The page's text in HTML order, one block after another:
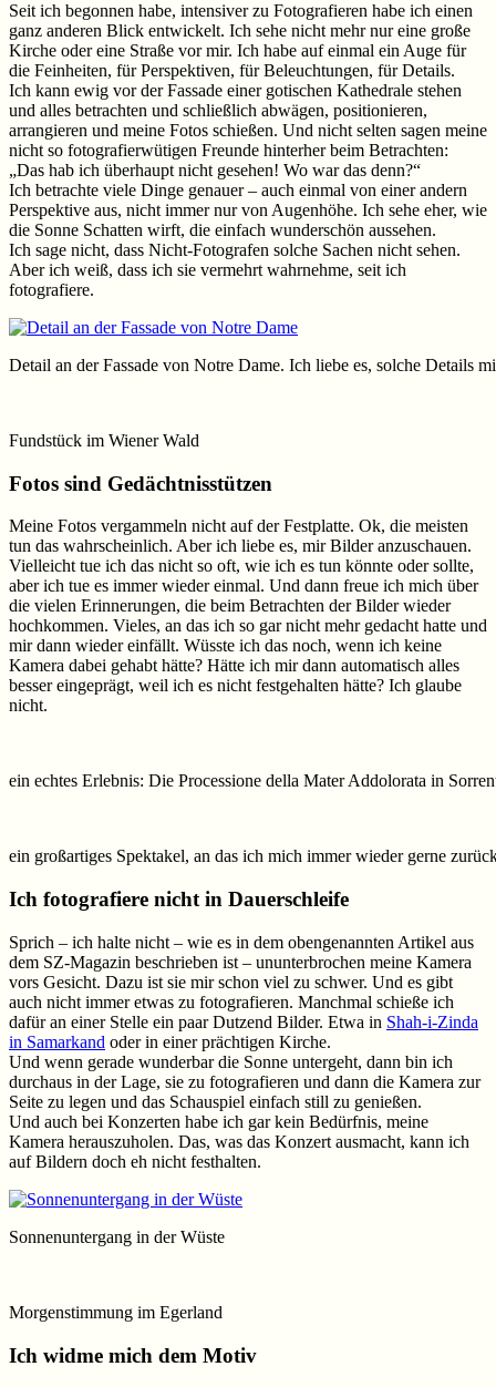
Seit ich begonnen habe, intensiver zu Fotografieren habe ich einen
ganz anderen Blick entwickelt. Ich sehe nicht mehr nur eine große
Kirche oder eine Straße vor mir. Ich habe auf einmal ein Auge für
die Feinheiten, für Perspektiven, für Beleuchtungen, für Details.
Ich kann ewig vor der Fassade einer gotischen Kathedrale stehen
und alles betrachten und schließlich abwägen, positionieren,
arrangieren und meine Fotos schießen. Und nicht selten sagen meine
nicht so fotografierwütigen Freunde hinterher beim Betrachten:
„Das hab ich überhaupt nicht gesehen! Wo war das denn?“
Ich betrachte viele Dinge genauer – auch einmal von einer andern
Perspektive aus, nicht immer nur von Augenhöhe. Ich sehe eher, wie
die Sonne Schatten wirft, die einfach wunderschön aussehen.
Ich sage nicht, dass Nicht-Fotografen solche Sachen nicht sehen.
Aber ich weiß, dass ich sie vermehrt wahrnehme, seit ich
fotografiere.
Detail an der Fassade von Notre Dame. Ich liebe es, solche Details
Fundstück im Wiener Wald
Fotos sind Gedächtnisstützen
Meine Fotos vergammeln nicht auf der Festplatte. Ok, die meisten
tun das wahrscheinlich. Aber ich liebe es, mir Bilder anzuschauen.
Vielleicht tue ich das nicht so oft, wie ich es tun könnte oder sollte,
aber ich tue es immer wieder einmal. Und dann freue ich mich über
die vielen Erinnerungen, die beim Betrachten der Bilder wieder
hochkommen. Vieles, an das ich so gar nicht mehr gedacht hatte und
mir dann wieder einfällt. Wüsste ich das noch, wenn ich keine
Kamera dabei gehabt hätte? Hätte ich mir dann automatisch alles
besser eingeprägt, weil ich es nicht festgehalten hätte? Ich glaube
nicht.
ein echtes Erlebnis: Die Processione della Mater Addolorata in
ein großartiges Spektakel, an das ich mich immer wieder gerne
Ich fotografiere nicht in Dauerschleife
Sprich – ich halte nicht – wie es in dem obengenannten Artikel aus
dem SZ-Magazin beschrieben ist – ununterbrochen meine Kamera
vors Gesicht. Dazu ist sie mir schon viel zu schwer. Und es gibt
auch nicht immer etwas zu fotografieren. Manchmal schieße ich
dafür an einer Stelle ein paar Dutzend Bilder. Etwa in Shah-i-Zinda
in Samarkand oder in einer prächtigen Kirche.
Und wenn gerade wunderbar die Sonne untergeht, dann bin ich
durchaus in der Lage, sie zu fotografieren und dann die Kamera zur
Seite zu legen und das Schauspiel einfach still zu genießen.
Und auch bei Konzerten habe ich gar kein Bedürfnis, meine
Kamera herauszuholen. Das, was das Konzert ausmacht, kann ich
auf Bildern doch eh nicht festhalten.
Sonnenuntergang in der Wüste
Morgenstimmung im Egerland
Ich widme mich dem Motiv